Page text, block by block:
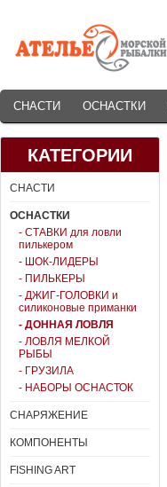
СНАСТИ ОСНАСТКИ
КАТЕГОРИИ
СНАСТИ
ОСНАСТКИ
- СТАВКИ для ловли
пилькером
- ШОК-ЛИДЕРЫ
- ПИЛЬКЕРЫ
- ДЖИГ-ГОЛОВКИ и
силиконовые приманки
- ДОННАЯ ЛОВЛЯ
- ЛОВЛЯ МЕЛКОЙ
РЫБЫ
- ГРУЗИЛА
- НАБОРЫ ОСНАСТОК
СНАРЯЖЕНИЕ
КОМПОНЕНТЫ
FISHING ART